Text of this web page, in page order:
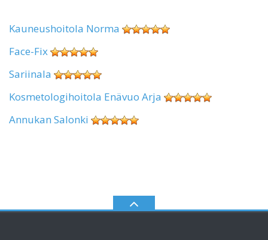
Kauneushoitola Norma
Face-Fix
Sariinala
Kosmetologihoitola Enävuo Arja
Annukan Salonki